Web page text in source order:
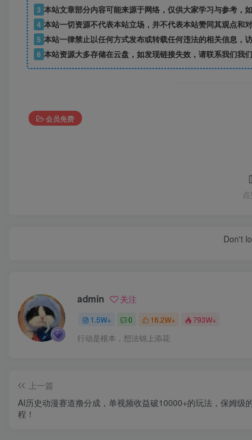
3 本站文章部分内容可能来源于网络，仅供大家学习与参考，
4 本站一切资源不代表本站立场，并不代表本站赞同其观点和对
5 本站一律禁止以任何方式发布或转载任何违法的相关信息，
6 本站资源大多存储在云盘，如发现链接失效，请联系我们我们
会员免费
点
Don't
admin 关注
1.5W+ 0 16.2W+ 793W+
行动是根本，想法锦上添花
上一篇
AI历史动漫赛道撸分成，单视频收益破10000+的玩法，保姆级
程！